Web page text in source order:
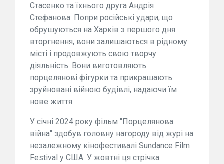
Стасенко та їхнього друга Андрія
Стефанова. Попри російські удари, що
обрушуються на Харків з першого дня
вторгнення, вони залишаються в рідному
місті і продовжують свою творчу
діяльність. Вони виготовляють
порцелянові фігурки та прикрашають
зруйновані війною будівлі, надаючи їм
нове життя.
У січні 2024 року фільм "Порцелянова
війна" здобув головну нагороду від журі на
незалежному кінофестивалі Sundance Film
Festival у США. У жовтні ця стрічка